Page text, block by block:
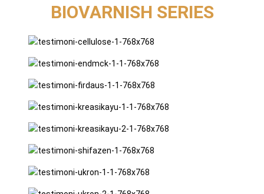
BIOVARNISH SERIES